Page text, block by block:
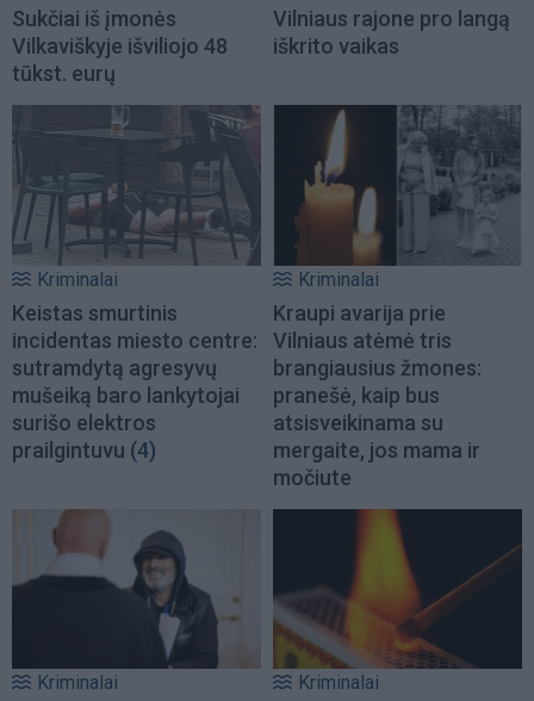
Sukčiai iš įmonės
Vilkaviškyje išviliojo 48
tūkst. eurų
Vilniaus rajone pro langą
iškrito vaikas
Kriminalai
Keistas smurtinis
incidentas miesto centre:
sutramdytą agresyvų
mušeiką baro lankytojai
surišo elektros
prailgintuvu (4)
Kriminalai
Kraupi avarija prie
Vilniaus atėmė tris
brangiausius žmones:
pranešė, kaip bus
atsisveikinama su
mergaite, jos mama ir
močiute
Kriminalai Kriminalai